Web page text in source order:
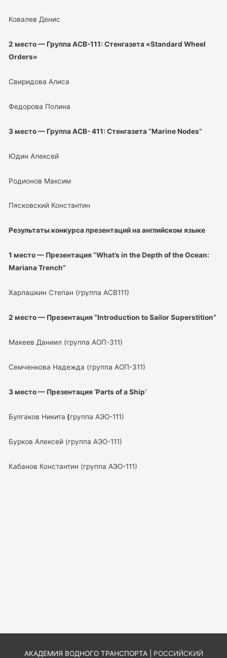
Ковалев Денис
2 место — Группа АСВ-111: Стенгазета «Standard Wheel
Orders»
Свиридова Алиса
Федорова Полина
3 место — Группа АСВ- 411: Стенгазета “Marine Nodes”
Юдин Алексей
Родионов Максим
Пясковский Константин
Результаты конкурса презентаций на английском языке
1 место — Презентация “What’s in the Depth of the Ocean:
Mariana Trench”
Харлашкин Степан (группа АСВ111)
2 место — Презентация “Introduction to Sailor Superstition”
Макеев Даниил (группа АОП-311)
Семченкова Надежда (группа АОП-311)
3 место — Презентация ‘Parts of a Ship’
Булгаков Никита (группа АЭО-111)
Бурков Алексей (группа АЭО-111)
Кабанов Константин (группа АЭО-111)
АКАДЕМИЯ ВОДНОГО ТРАНСПОРТА | РОССИЙСКИЙ